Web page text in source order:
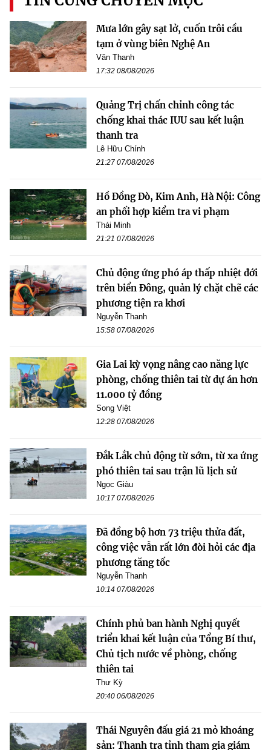
Mưa lớn gây sạt lở, cuốn trôi cầu
tạm ở vùng biên Nghệ An
Văn Thanh
17:32 08/08/2026
Quảng Trị chấn chỉnh công tác
chống khai thác IUU sau kết luận
thanh tra
Lê Hữu Chính
21:27 07/08/2026
Hồ Đồng Đò, Kim Anh, Hà Nội: Công
an phối hợp kiểm tra vi phạm
Thái Minh
21:21 07/08/2026
Chủ động ứng phó áp thấp nhiệt đới
trên biển Đông, quản lý chặt chẽ các
phương tiện ra khơi
Nguyễn Thanh
15:58 07/08/2026
Gia Lai kỳ vọng nâng cao năng lực
phòng, chống thiên tai từ dự án hơn
11.000 tỷ đồng
Song Việt
12:28 07/08/2026
Đắk Lắk chủ động từ sớm, từ xa ứng
phó thiên tai sau trận lũ lịch sử
Ngọc Giàu
10:17 07/08/2026
Đã đồng bộ hơn 73 triệu thửa đất,
công việc vẫn rất lớn đòi hỏi các địa
phương tăng tốc
Nguyễn Thanh
10:14 07/08/2026
Chính phủ ban hành Nghị quyết
triển khai kết luận của Tổng Bí thư,
Chủ tịch nước về phòng, chống
thiên tai
Thư Kỳ
20:40 06/08/2026
Thái Nguyên đấu giá 21 mỏ khoáng
sản: Thanh tra tỉnh tham gia giám